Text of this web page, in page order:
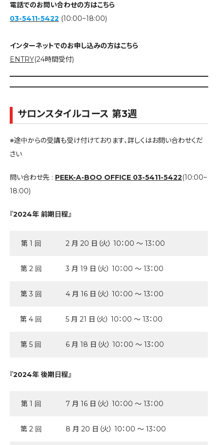
電話でのお問い合わせの方はこちら
03-5411-5422 (10:00~18:00)
インターネットでのお申し込みの方はこちら
ENTRY(24時間受付)
サロンスタイルコース 第3週
※途中からの受講も受け付けております、詳しくはお問い合わせくだ
さい
問い合わせ先 : PEEK-A-BOO OFFICE 03-5411-5422(10:00~
18:00)
『2024年 前期日程』
第 1 回 2 月 20 日（火） 10：00 ～ 13：00
第 2 回 3 月 19 日（火） 10：00 ～ 13：00
第 3 回 4 月 16 日（火） 10：00 ～ 13：00
第 4 回 5 月 21 日（火） 10：00 ～ 13：00
第 5 回 6 月 18 日（火） 10：00 ～ 13：00
『2024年 後期日程』
第 1 回 7 月 16 日（火） 10：00 ～ 13：00
第 2 回 8 月 20 日（火） 10：00 ～ 13：00